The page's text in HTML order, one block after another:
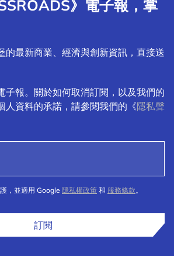
》電子報，掌
的最新商業、經濟與創新資訊，直接送
子報。關於如何取消訂閱，以及我們的
人資料的承諾，請參閱我們的《隱私聲
，並適用 Google 隱私權政策 和 服務條款。
訂閱